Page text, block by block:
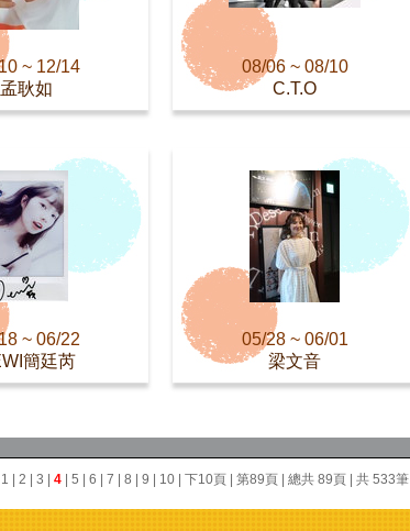
~ 12/14
孟耿如
08/06 ~ 08/10
C.T.O
~ 06/22
簡廷芮
05/28 ~ 06/01
梁文音
1 2 3 4| 5 6 7 8 9 10| 下10頁| 第89頁| 總共 89頁 | 共 533筆